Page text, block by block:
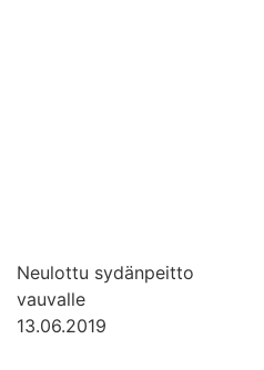
Neulottu sydänpeitto
vauvalle
13.06.2019